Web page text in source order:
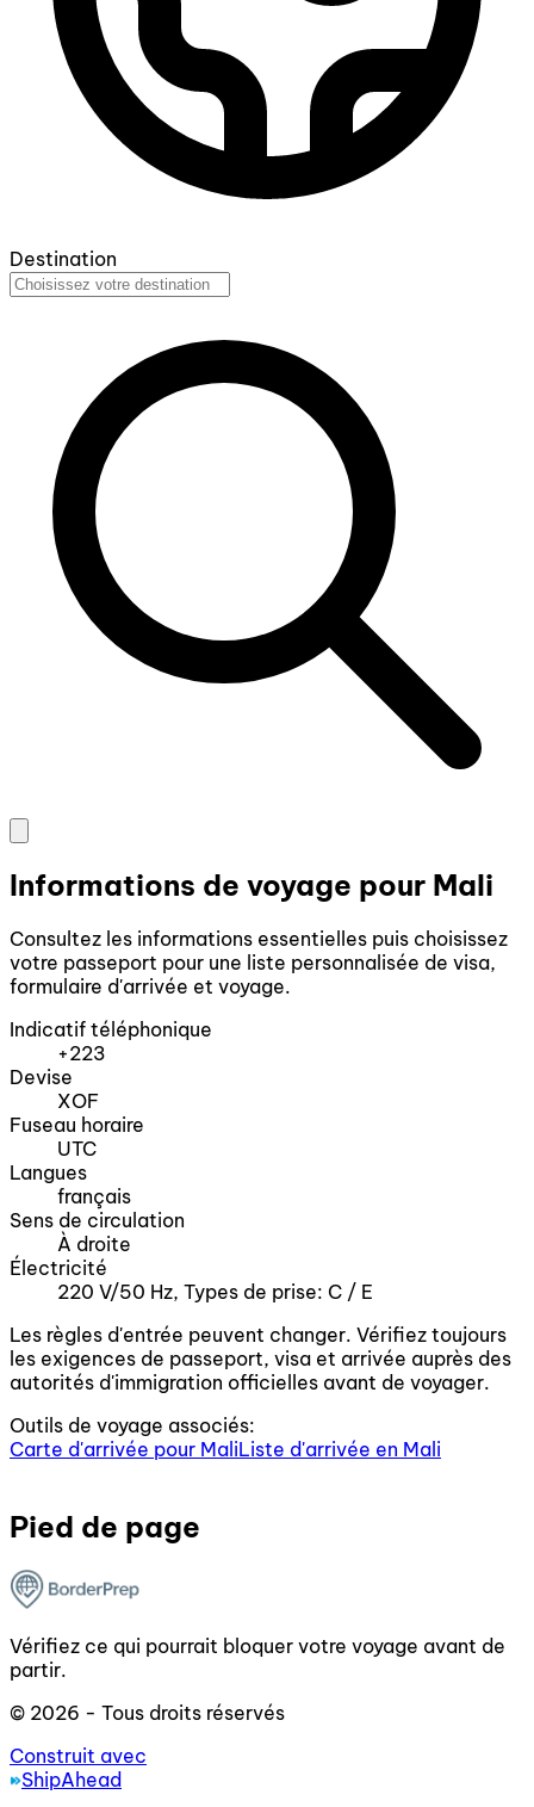
Destination
Informations de voyage pour Mali
Consultez les informations essentielles puis choisissez
votre passeport pour une liste personnalisée de visa,
formulaire d'arrivée et voyage.
Indicatif téléphonique
+223
Devise
XOF
Fuseau horaire
UTC
Langues
français
Sens de circulation
À droite
Électricité
220 V/50 Hz, Types de prise: C / E
Les règles d'entrée peuvent changer. Vérifiez toujours
les exigences de passeport, visa et arrivée auprès des
autorités d'immigration officielles avant de voyager.
Outils de voyage associés:
Carte d'arrivée pour MaliListe d'arrivée en Mali
Pied de page
Vérifiez ce qui pourrait bloquer votre voyage avant de
partir.
© 2026 - Tous droits réservés
Construit avec
ShipAhead